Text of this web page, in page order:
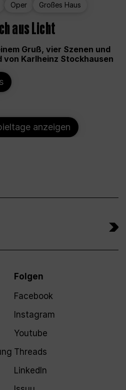
Oper Großes Haus
aus Licht
Gruß, vier Szenen und
von Karlheinz Stockhausen
anzeigen
Folgen
Facebook
Instagram
Youtube
Threads
LinkedIn